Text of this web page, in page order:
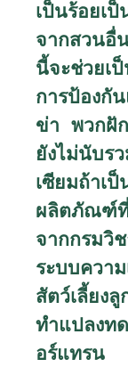
เป็นร้อยเ
จากสวนอื่
นี้จะช่วยเ
การป้องกั
ข่า พวกฝั
ยังไม่นับร
เซียมถ้าเ
ผลิตภัณฑ์
จากกรมวิ
ระบบควา
สัตว์เลี้ยง
ทำแปลงท
อร์แทรน